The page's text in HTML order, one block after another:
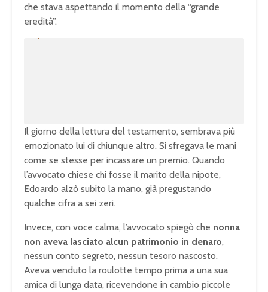
che stava aspettando il momento della “grande
eredità”.
Il giorno della lettura del testamento, sembrava più
emozionato lui di chiunque altro. Si sfregava le mani
come se stesse per incassare un premio. Quando
l’avvocato chiese chi fosse il marito della nipote,
Edoardo alzò subito la mano, già pregustando
qualche cifra a sei zeri.
Invece, con voce calma, l’avvocato spiegò che nonna
non aveva lasciato alcun patrimonio in denaro,
nessun conto segreto, nessun tesoro nascosto.
Aveva venduto la roulotte tempo prima a una sua
amica di lunga data, ricevendone in cambio piccole